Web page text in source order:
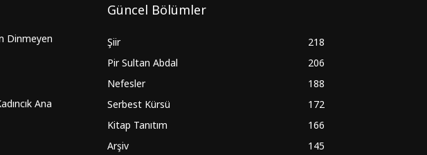
Dinmeyen
Ana
Güncel Bölümler
Şiir
218
Pir Sultan Abdal
206
Nefesler
188
Serbest Kürsü
172
Kitap Tanıtım
166
Arşiv
145